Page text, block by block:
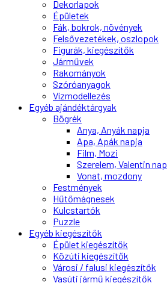
Dekorlapok
Épületek
Fák, bokrok, növények
Felsővezetékek, oszlopok
Figurák, kiegészítők
Járművek
Rakományok
Szóróanyagok
Vízmodellezés
Egyéb ajándéktárgyak
Bögrék
Anya, Anyák napja
Apa, Apák napja
Film, Mozi
Szerelem, Valentin nap
Vonat, mozdony
Festmények
Hűtőmágnesek
Kulcstartók
Puzzle
Egyéb kiegészítők
Épület kiegészítők
Közúti kiegészítők
Városi / falusi kiegészítők
Vasúti jármű kiegészítők